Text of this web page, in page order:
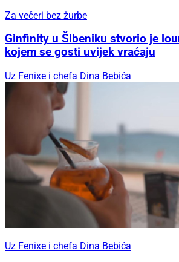
Za večeri bez žurbe
Ginfinity u Šibeniku stvorio je
kojem se gosti uvijek vraćaju
Uz Fenixe i chefa Dina Bebića
Uz Fenixe i chefa Dina Bebića